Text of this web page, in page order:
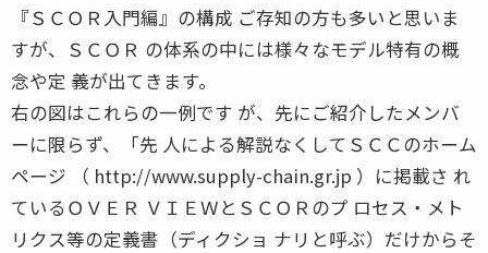
『ＳＣＯＲ入門編』の構成 ご存知の方も多いと思いま
すが、ＳＣＯＲ の体系の中には様々なモデル特有の概
念や定 義が出てきます。
右の図はこれらの一例です が、先にご紹介したメンバ
ーに限らず、「先 人による解説なくしてＳＣＣのホーム
ページ （ http://www.supply-chain.gr.jp ）に掲載さ れ
ているＯＶＥＲ ＶＩＥＷとＳＣＯＲのプ ロセス・メト
リクス等の定義書（ディクショ ナリと呼ぶ）だけからそ